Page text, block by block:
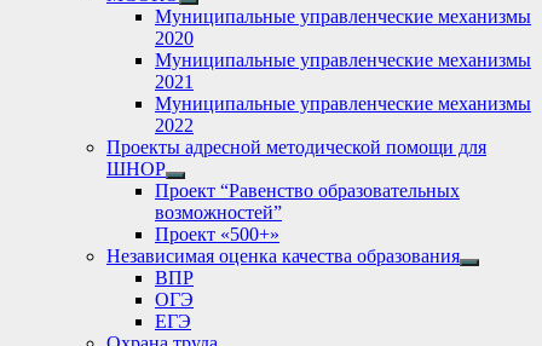
Show
sub
menu
Муниципальные управленческие механизмы
2020
Муниципальные управленческие механизмы
2021
Муниципальные управленческие механизмы
2022
Проекты адресной методической помощи для
ШНОР
Show
sub
menu
Проект “Равенство образовательных
возможностей”
Проект «500+»
Независимая оценка качества образования
Show
ВПР
ОГЭ
ЕГЭ